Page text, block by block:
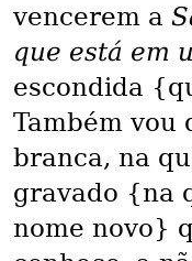
vencerem a
que está em
escondida
Também vou
branca, na
gravado {na
nome novo}